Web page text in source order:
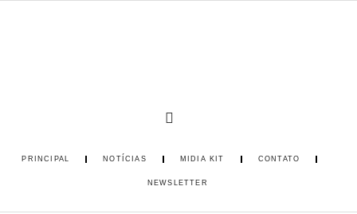
PRINCIPAL NOTÍCIAS MIDIA KIT CONTATO
NEWSLETTER